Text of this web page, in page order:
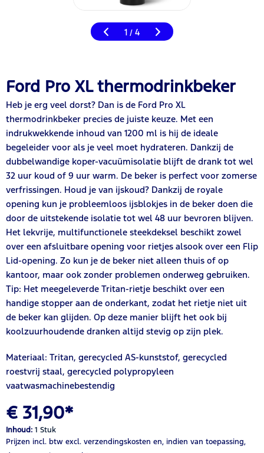
1 / 4
Ford Pro XL thermodrinkbeker
Heb je erg veel dorst? Dan is de Ford Pro XL
thermodrinkbeker precies de juiste keuze. Met een
indrukwekkende inhoud van 1200 ml is hij de ideale
begeleider voor als je veel moet hydrateren. Dankzij de
dubbelwandige koper-vacuümisolatie blijft de drank tot wel
32 uur koud of 9 uur warm. De beker is perfect voor zomerse
verfrissingen. Houd je van ijskoud? Dankzij de royale
opening kun je probleemloos ijsblokjes in de beker doen die
door de uitstekende isolatie tot wel 48 uur bevroren blijven.
Het lekvrije, multifunctionele steekdeksel beschikt zowel
over een afsluitbare opening voor rietjes alsook over een Flip
Lid-opening. Zo kun je de beker niet alleen thuis of op
kantoor, maar ook zonder problemen onderweg gebruiken.
Tip: Het meegeleverde Tritan-rietje beschikt over een
handige stopper aan de onderkant, zodat het rietje niet uit
de beker kan glijden. Op deze manier blijft het ook bij
koolzuurhoudende dranken altijd stevig op zijn plek.
Materiaal: Tritan, gerecycled AS-kunststof, gerecycled
roestvrij staal, gerecycled polypropyleen
vaatwasmachinebestendig
€ 31,90*
Inhoud: 1 Stuk
Prijzen incl. btw excl. verzendingskosten en, indien van toepassing,